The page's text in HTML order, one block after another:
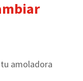
amoladora